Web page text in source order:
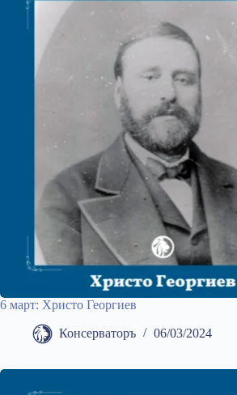
6 март: Христо Георгиев
Консерваторъ 06/03/2024